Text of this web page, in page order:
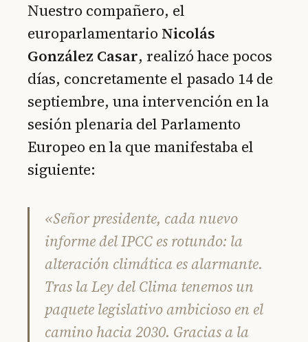
Nuestro compañero, el
europarlamentario Nicolás
González Casar, realizó hace pocos
días, concretamente el pasado 14 de
septiembre, una intervención en la
sesión plenaria del Parlamento
Europeo en la que manifestaba el
siguiente:
«Señor presidente, cada nuevo
informe del IPCC es rotundo: la
alteración climática es alarmante.
Tras la Ley del Clima tenemos un
paquete legislativo ambicioso en el
camino hacia 2030. Gracias a la